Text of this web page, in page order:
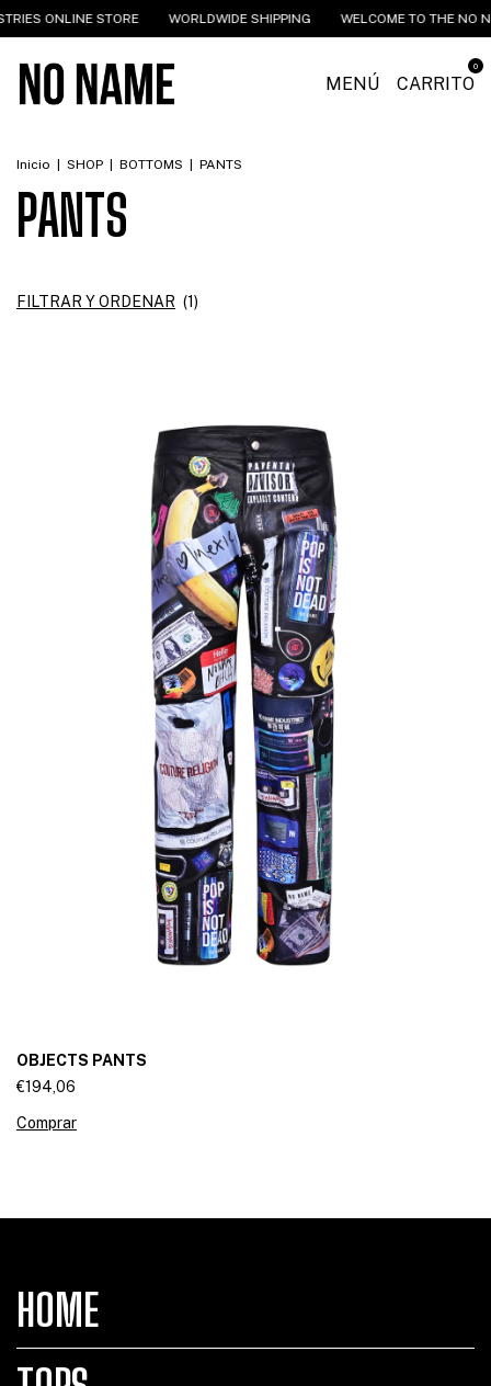
ONLINE STORE WORLDWIDE SHIPPING WELCOME TO THE NO
MENÚ CARRITO
0
Inicio SHOP BOTTOMS PANTS
PANTS
FILTRAR Y ORDENAR (1)
OBJECTS PANTS
€194,06
Comprar
HOME